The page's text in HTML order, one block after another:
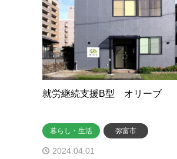
就労継続支援B型 オリーブ
暮らし・生活 弥富市
2024.04.01